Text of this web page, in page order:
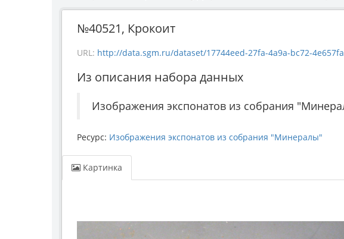
№40521, Крокоит
URL: http://data.sgm.ru/dataset/17744eed-27fa-4a9a-bc72-
Из описания набора данных
Изображения экспонатов из собрания
Ресурс: Изображения экспонатов из собрания "Минералы"
Картинка